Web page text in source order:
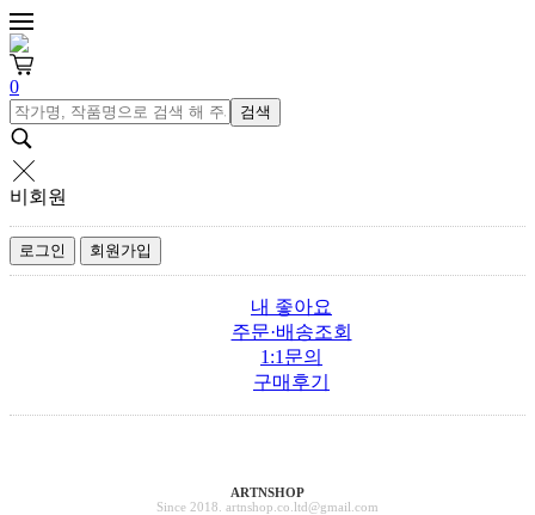
0
검색
비회원
로그인 회원가입
내 좋아요
주문·배송조회
1:1문의
구매후기
ARTNSHOP
Since 2018. artnshop.co.ltd@gmail.com